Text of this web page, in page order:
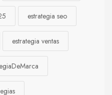
estrategia seo
estrategia ventas